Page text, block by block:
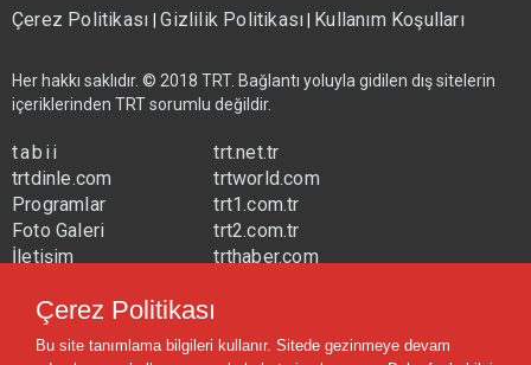
Çerez Politikası|Gizlilik Politikası| Kullanım Koşulları
Her hakkı saklıdır. © 2018 TRT. Bağlantı yoluyla gidilen dış sitelerin
içeriklerinden TRT sorumlu değildir.
tabii
trtdinle.com
Programlar
Foto Galeri
İletişim
trt.net.tr
trtworld.com
trt1.com.tr
trt2.com.tr
trthaber.com
trtavaz.com.tr
trtmuzik.net.tr
Çerez Politikası
Bu site tanımlama bilgileri kullanır. Sitede gezinmeye devam